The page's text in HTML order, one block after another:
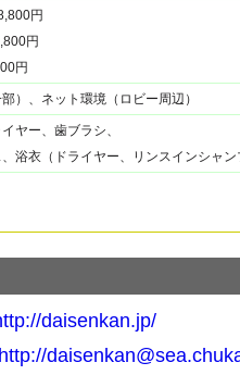
円
円
円
）、ネット環境（ロビー周辺）
ヤー、歯ブラシ、
浴衣（ドライヤー、リンスインシャ
daisenkan.jp/
http://